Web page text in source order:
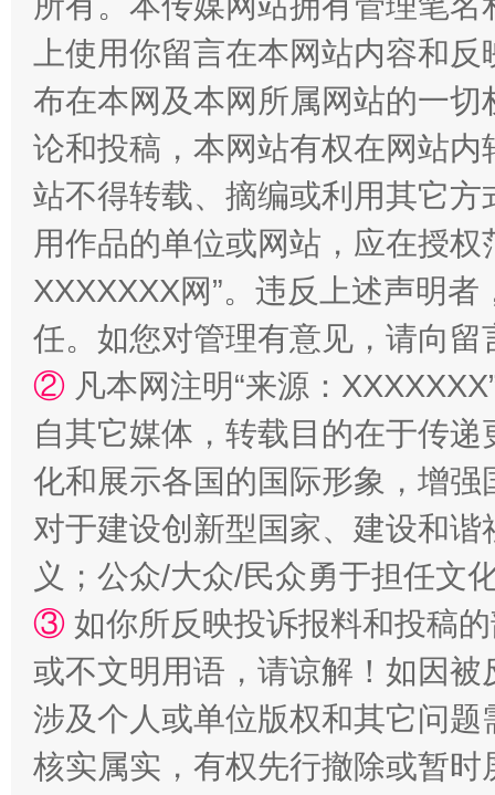
扯下公款旅游的“隐身衣” 如何以
“蜀中异人”王建安的艺术幻境
上使用你留言在本网站内容和
布在本网及本网所属网站的一
论和投稿，本网站有权在网站
站不得转载、摘编或利用其它
用作品的单位或网站，应在授
XXXXXXX网”。违反上述声明
任。如您对管理有意见，请向
② 凡本网注明“来源：
自其它媒体，转载目的在于传
化和展示各国的国际形象，增
对于建设创新型国家、建设和
义；公众/大众/民众勇于担任文
③ 如你所反映投诉报料和投稿
或不文明用语，请谅解！如因
涉及个人或单位版权和其它问题
核实属实，有权先行撤除或暂